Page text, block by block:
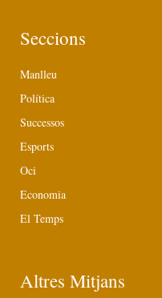
Seccions
Manlleu
Política
Successos
Esports
Oci
Economia
El Temps
Altres Mitjans